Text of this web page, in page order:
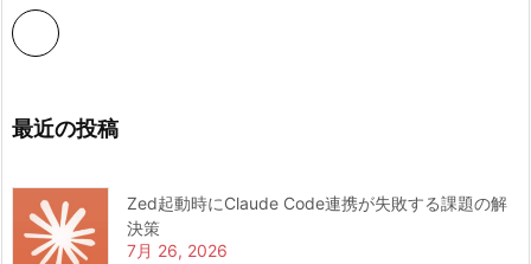
最近の投稿
Zed起動時にClaude Code連携が失敗する課題の解
決策
7月 26, 2026